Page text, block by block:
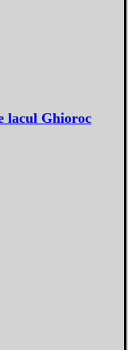
lacul Ghioroc